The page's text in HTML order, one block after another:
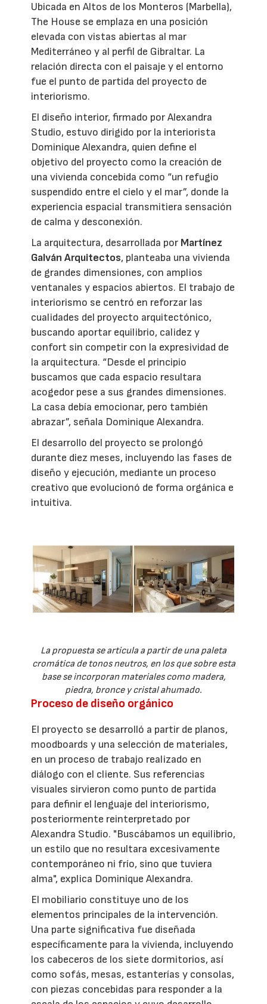
Ubicada en Altos de los Monteros (Marbella),
The House se emplaza en una posición
elevada con vistas abiertas al mar
Mediterráneo y al perfil de Gibraltar. La
relación directa con el paisaje y el entorno
fue el punto de partida del proyecto de
interiorismo.
El diseño interior, firmado por Alexandra
Studio, estuvo dirigido por la interiorista
Dominique Alexandra, quien define el
objetivo del proyecto como la creación de
una vivienda concebida como “un refugio
suspendido entre el cielo y el mar”, donde la
experiencia espacial transmitiera sensación
de calma y desconexión.
La arquitectura, desarrollada por Martínez
Galván Arquitectos, planteaba una vivienda
de grandes dimensiones, con amplios
ventanales y espacios abiertos. El trabajo de
interiorismo se centró en reforzar las
cualidades del proyecto arquitectónico,
buscando aportar equilibrio, calidez y
confort sin competir con la expresividad de
la arquitectura. “Desde el principio
buscamos que cada espacio resultara
acogedor pese a sus grandes dimensiones.
La casa debía emocionar, pero también
abrazar”, señala Dominique Alexandra.
El desarrollo del proyecto se prolongó
durante diez meses, incluyendo las fases de
diseño y ejecución, mediante un proceso
creativo que evolucionó de forma orgánica e
intuitiva.
La propuesta se articula a partir de una paleta
cromática de tonos neutros, en los que sobre esta
base se incorporan materiales como madera,
piedra, bronce y cristal ahumado.
Proceso de diseño orgánico
El proyecto se desarrolló a partir de planos,
moodboards y una selección de materiales,
en un proceso de trabajo realizado en
diálogo con el cliente. Sus referencias
visuales sirvieron como punto de partida
para definir el lenguaje del interiorismo,
posteriormente reinterpretado por
Alexandra Studio. "Buscábamos un equilibrio,
un estilo que no resultara excesivamente
contemporáneo ni frío, sino que tuviera
alma", explica Dominique Alexandra.
El mobiliario constituye uno de los
elementos principales de la intervención.
Una parte significativa fue diseñada
específicamente para la vivienda, incluyendo
los cabeceros de los siete dormitorios, así
como sofás, mesas, estanterías y consolas,
con piezas concebidas para responder a la